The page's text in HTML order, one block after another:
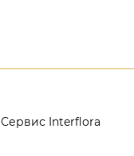
Сервис Interflora